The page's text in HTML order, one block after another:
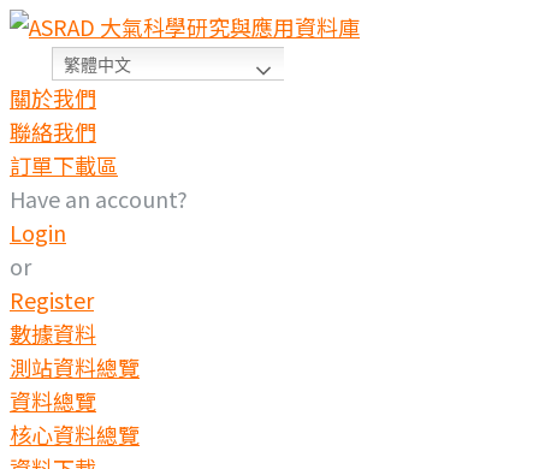
繁體中文
關於我們
聯絡我們
訂單下載區
Have an account?
Login
or
Register
數據資料
測站資料總覽
資料總覽
核心資料總覽